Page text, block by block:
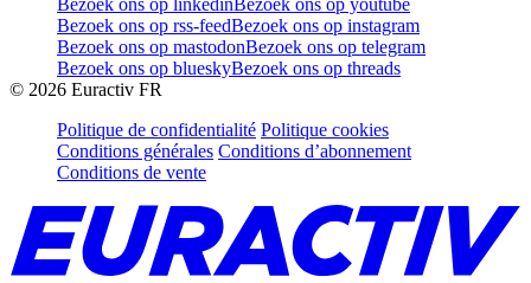
Bezoek ons op linkedinBezoek ons op youtube
Bezoek ons op rss-feedBezoek ons op instagram
Bezoek ons op mastodonBezoek ons op telegram
Bezoek ons op blueskyBezoek ons op threads
© 2026 Euractiv FR
Politique de confidentialité Politique cookies
Conditions générales Conditions d’abonnement
Conditions de vente